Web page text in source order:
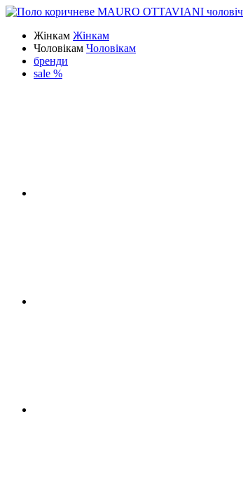
Жінкам Жінкам
Чоловікам Чоловікам
бренди
sale %